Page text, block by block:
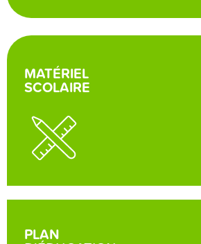
MATÉRIEL
SCOLAIRE
PLAN